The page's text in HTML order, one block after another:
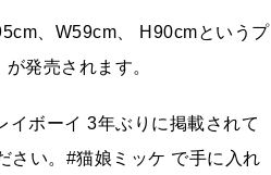
、W59cm、 H90cmというプ
発売されます。
ボーイ 3年ぶりに掲載されて
さい。#猫娘ミッケ で手に入れ